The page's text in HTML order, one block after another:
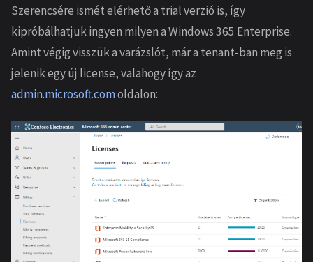
Szerencsére ismét elérhető a trial verzió is, így
kipróbálhatjuk ingyen milyen a Windows 365 Enterprise.
Amint végig visszük a varázslót, már a tenant-ban meg is
jelenik egy új license, valahogy így az
admin.microsoft.comoldalon: